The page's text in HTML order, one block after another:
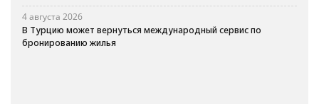
4 августа 2026
В Турцию может вернуться международный сервис по
бронированию жилья